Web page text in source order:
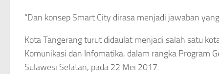
“Dan konsep Smart City dirasa menjadi jawaban
Kota Tangerang turut didaulat menjadi salah satu
Komunikasi dan Infomatika, dalam rangka Program
Sulawesi Selatan, pada 22 Mei 2017.